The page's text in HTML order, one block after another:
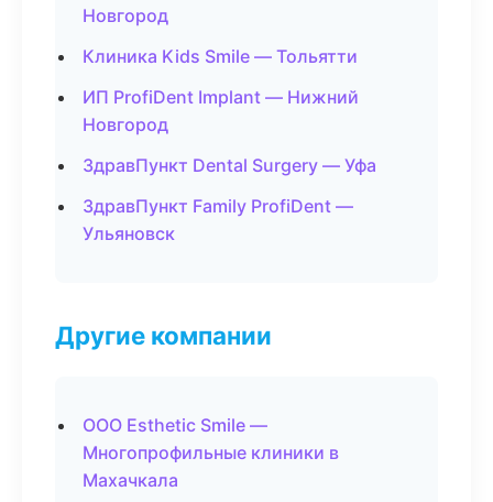
Новгород
Клиника Kids Smile — Тольятти
ИП ProfiDent Implant — Нижний
Новгород
ЗдравПункт Dental Surgery — Уфа
ЗдравПункт Family ProfiDent —
Ульяновск
Другие компании
ООО Esthetic Smile —
Многопрофильные клиники в
Махачкала